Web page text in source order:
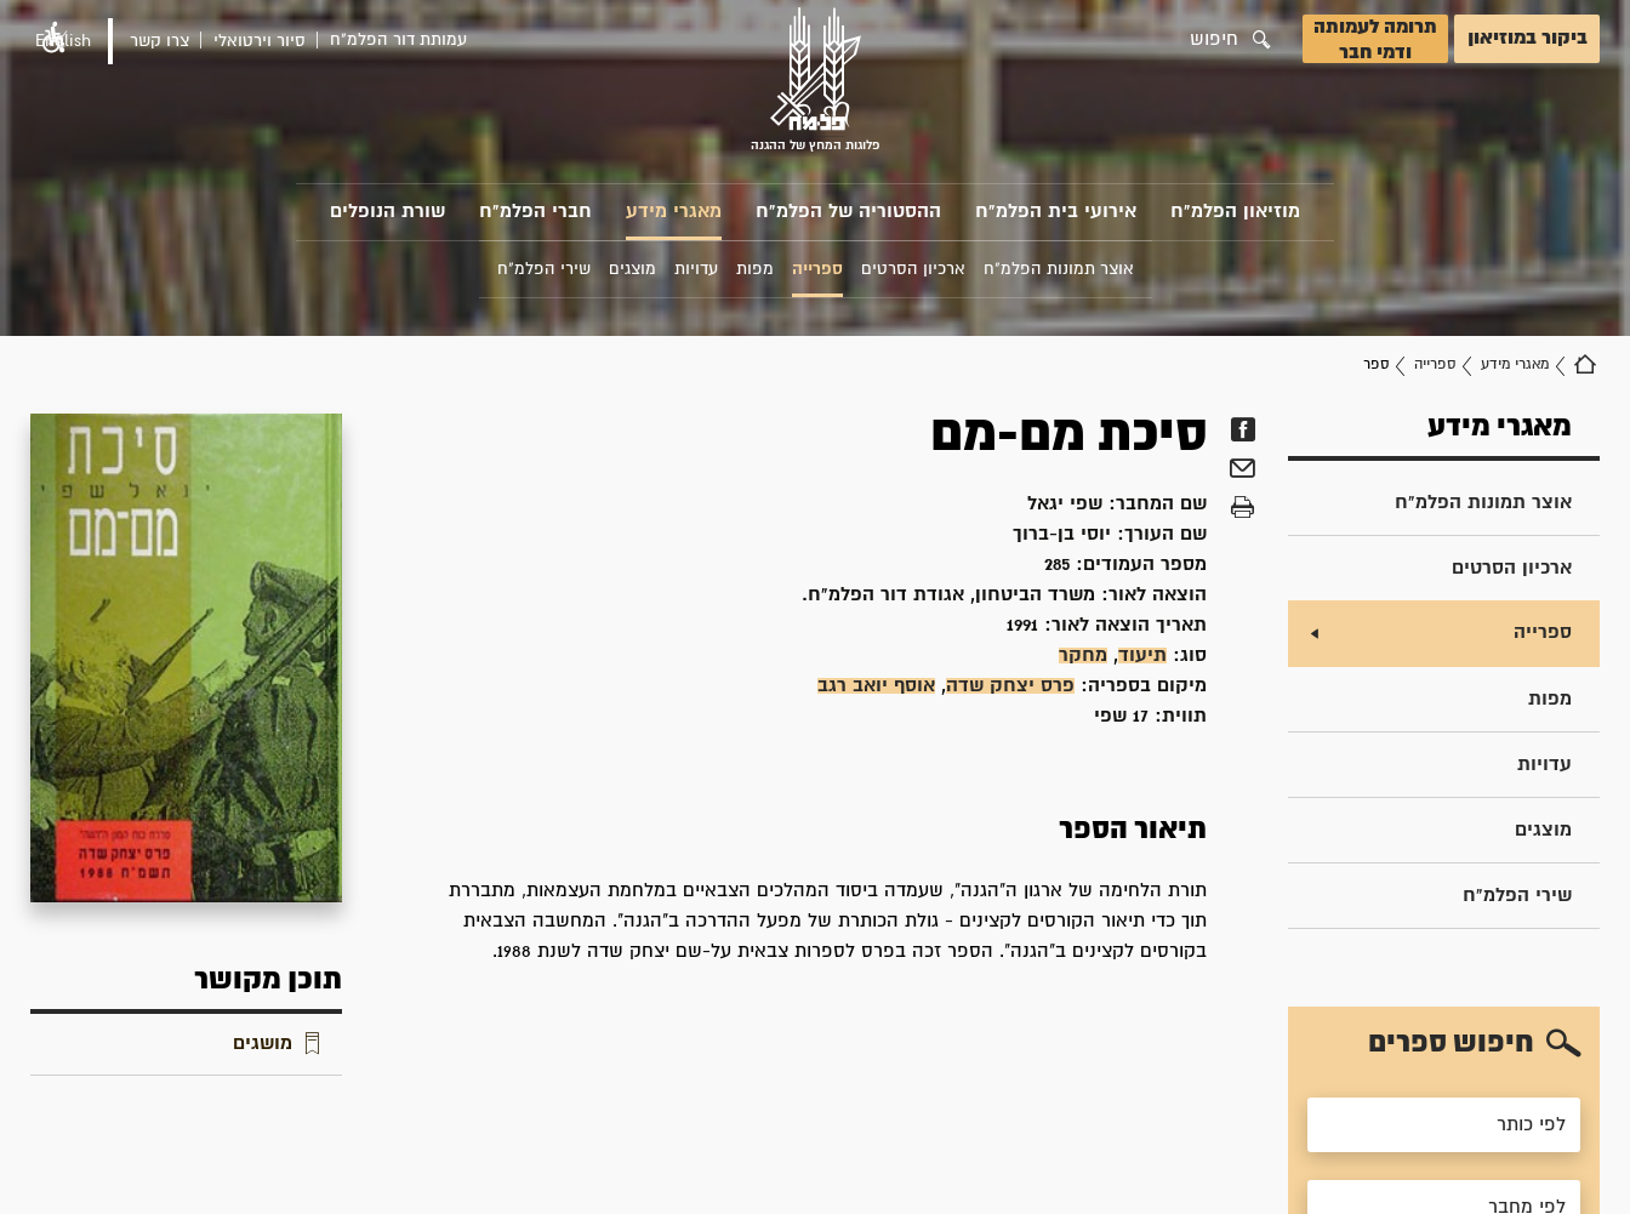
ביקור במוזיאון
תרומה לעמותה
ודמי חבר
חיפוש
פלוגות המחץ של ההגנה
עמותת דור הפלמ"ח סיור וירטואלי צרו קשר English
מוזיאון הפלמ"ח אירועי בית הפלמ"ח ההסטוריה של הפלמ"ח מאגרי מידע חברי הפלמ"ח שורת הנופלים
אוצר תמונות הפלמ"ח ארכיון הסרטים ספרייה מפות עדויות מוצגים שירי הפלמ"ח
מאגרי מידע ספרייה ספר
מאגרי מידע
אוצר תמונות הפלמ"ח
ארכיון הסרטים
ספרייה
מפות
עדויות
מוצגים
שירי הפלמ"ח
חיפוש ספרים
סיכת מם-מם
שם המחבר: שפי יגאל
שם העורך: יוסי בן-ברוך
מספר העמודים: 285
הוצאה לאור: משרד הביטחון, אגודת דור הפלמ"ח.
תאריך הוצאה לאור:
סוג: תיעוד, מחקר
מיקום בספריה: פרס יצחק שדה, אוסף יואב רגב
תווית: 17 שפי
תיאור הספר
תורת הלחימה של ארגון ה"הגנה", שעמדה ביסוד המהלכים הצבאיים במלחמת העצמאות, מתבררת
תוך כדי תיאור הקורסים לקצינים - גולת הכותרת של מפעל ההדרכה ב"הגנה". המחשבה הצבאית
בקורסים לקצינים ב"הגנה". הספר זכה בפרס לספרות צבאית על-שם יצחק שדה לשנת 1988.
תוכן מקושר
מושגים